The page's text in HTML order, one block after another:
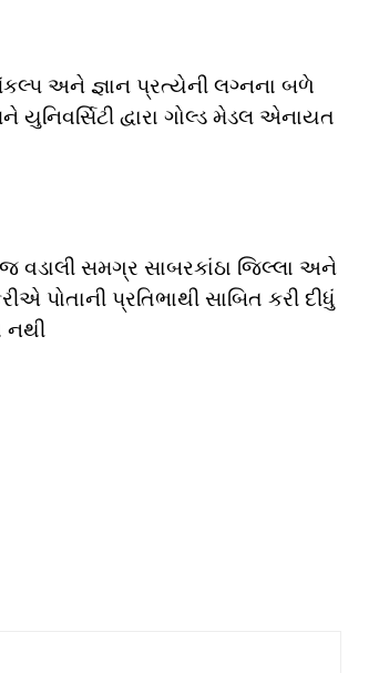
સંકલ્પ અને જ્ઞાન પ્રત્યેની લગ્નના બળે
દ્વારા ગોલ્ડ મેડલ એનાયત
વડાલી સમગ્ર સાબરકાંઠા જિલ્લા અને
પોતાની પ્રતિભાથી સાબિત કરી દીધું
નથી